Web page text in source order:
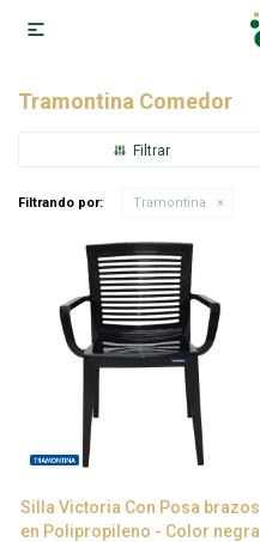

Tramontina Comedor
Filtrando por: Tramontina
Silla Victoria Con Posa brazos
en Polipropileno - Color negra